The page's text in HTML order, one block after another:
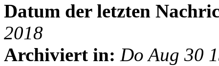
Datum der letzten
2018
Archiviert in: Do Aug 30